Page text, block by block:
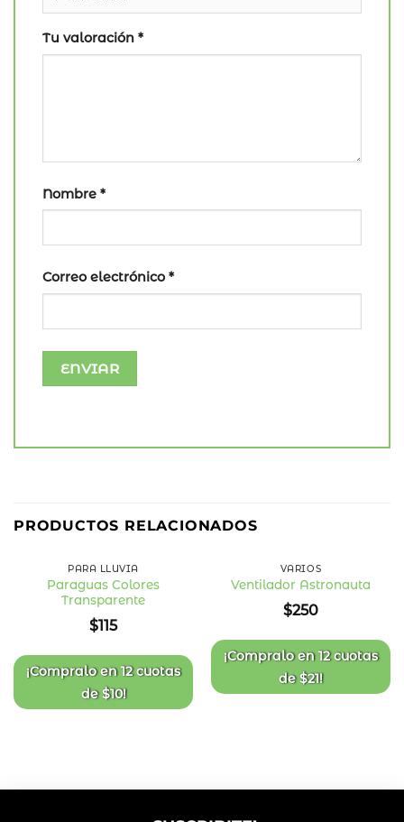
Tu valoración *
Nombre *
Correo electrónico *
PRODUCTOS RELACIONADOS
PARA LLUVIA
Paraguas Colores
Transparente
$115
¡Compralo en12 cuotas
de$10!
de
deseos
VARIOS
Ventilador Astronauta
$250
¡Compralo en12 cuotas
de$21!